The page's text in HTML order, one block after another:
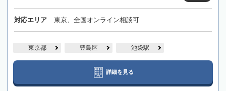
対応エリア 東京、全国オンライン相談可
東京都 豊島区 池袋駅
詳細を見る